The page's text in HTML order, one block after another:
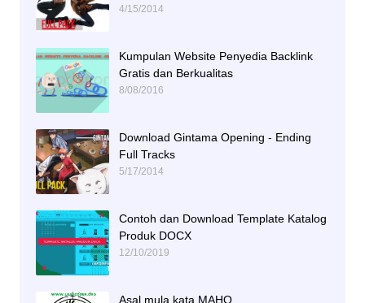
4/15/2014
Kumpulan Website Penyedia Backlink
Gratis dan Berkualitas
8/08/2016
Download Gintama Opening - Ending
Full Tracks
5/17/2014
Contoh dan Download Template Katalog
Produk DOCX
12/10/2019
Asal mula kata MAHO